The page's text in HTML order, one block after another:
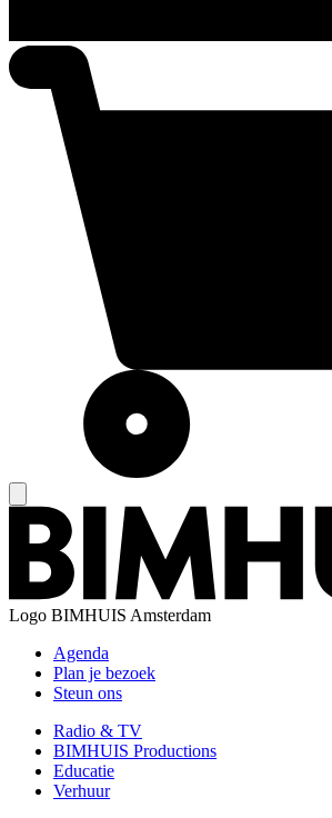
Logo BIMHUIS Amsterdam
Agenda
Plan je bezoek
Steun ons
Radio & TV
BIMHUIS Productions
Educatie
Verhuur